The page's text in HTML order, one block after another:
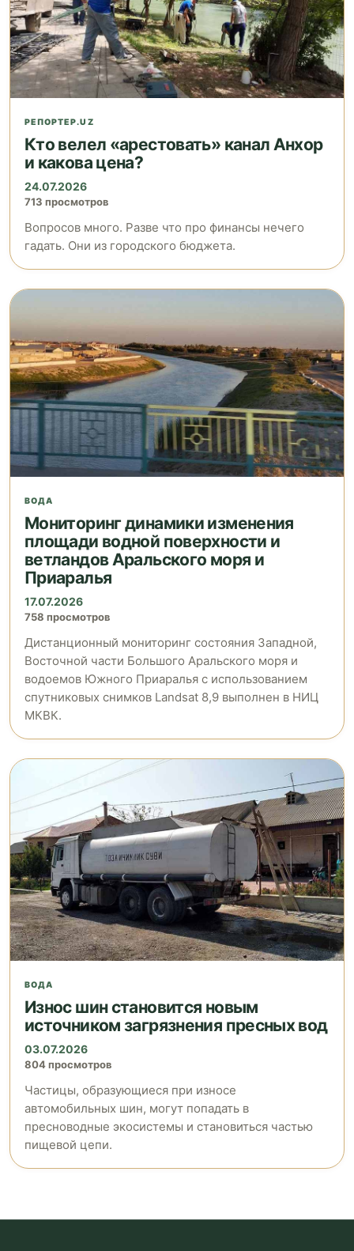
РЕПОРТЕР.UZ
Кто велел «арестовать» канал Анхор
и какова цена?
24.07.2026
713 просмотров
Вопросов много. Разве что про финансы нечего
гадать. Они из городского бюджета.
ВОДА
Мониторинг динамики изменения
площади водной поверхности и
ветландов Аральского моря и
Приаралья
17.07.2026
758 просмотров
Дистанционный мониторинг состояния Западной,
Восточной части Большого Аральского моря и
водоемов Южного Приаралья с использованием
спутниковых снимков Landsat 8,9 выполнен в НИЦ
МКВК.
ВОДА
Износ шин становится новым
источником загрязнения пресных вод
03.07.2026
804 просмотров
Частицы, образующиеся при износе
автомобильных шин, могут попадать в
пресноводные экосистемы и становиться частью
пищевой цепи.